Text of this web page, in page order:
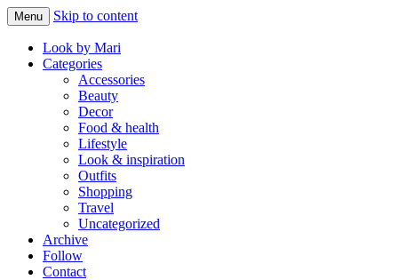
LOOK BY MARI
Makeup & beauty blog
Menu Skip to content
Look by Mari
Categories
Accessories
Beauty
Decor
Food & health
Lifestyle
Look & inspiration
Outfits
Shopping
Travel
Uncategorized
Archive
Follow
Contact